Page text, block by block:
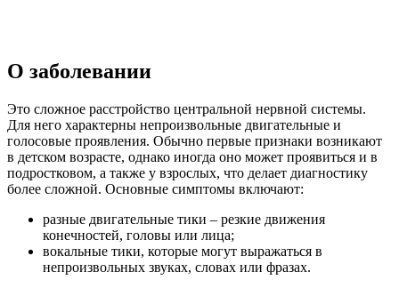
О заболевании
Это сложное расстройство центральной нервной системы.
Для него характерны непроизвольные двигательные и
голосовые проявления. Обычно первые признаки возникают
в детском возрасте, однако иногда оно может проявиться и в
подростковом, а также у взрослых, что делает диагностику
более сложной. Основные симптомы включают:
разные двигательные тики – резкие движения
конечностей, головы или лица;
вокальные тики, которые могут выражаться в
непроизвольных звуках, словах или фразах.